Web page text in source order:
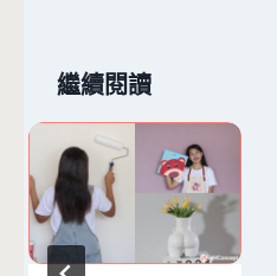
繼續閱讀